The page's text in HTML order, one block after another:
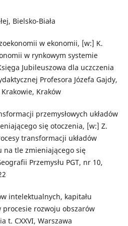
Bielsko-Biała
w ekonomii, [w:] K.
w rynkowym systemie
Jubileuszowa dla uczczenia
Profesora Józefa Gajdy,
Kraków
przemysłowych układów
się otoczenia, [w:] Z.
transformacji układów
na tle zmieniającego się
Przemysłu PGT, nr 10,
intelektualnych, kapitału
procesie rozwoju obszarów
t. CXXVI, Warszawa